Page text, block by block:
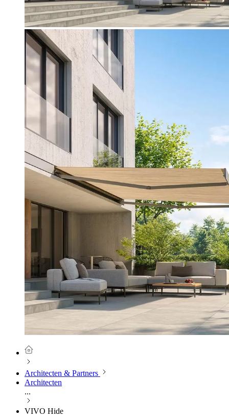
Architecten & Partners
Architecten
...
VIVO Hide